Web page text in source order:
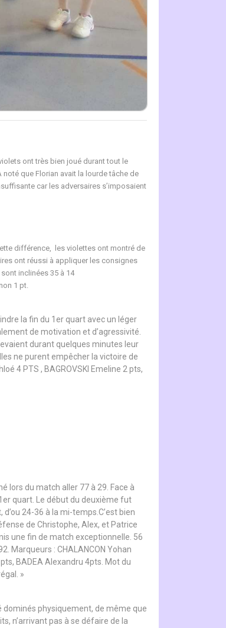
ont très bien joué durant tout le
que Florian avait la lourde tâche de
car les adversaires s’imposaient
différence, les violettes ont montré de
ont réussi à appliquer les consignes
inclinées 35 à 14
1 pt.
la fin du 1er quart avec un léger
de motivation et d’agressivité.
durant quelques minutes leur
ne purent empêcher la victoire de
4 PTS , BAGROVSKI Emeline 2 pts,
lors du match aller 77 à 29. Face à
quart. Le début du deuxième fut
24-36 à la mi-temps.C’est bien
de Christophe, Alex, et Patrice
une fin de match exceptionnelle. 56
Marqueurs : CHALANCON Yohan
BADEA Alexandru 4pts. Mot du
»
dominés physiquement, de même que
n’arrivant pas à se défaire de la